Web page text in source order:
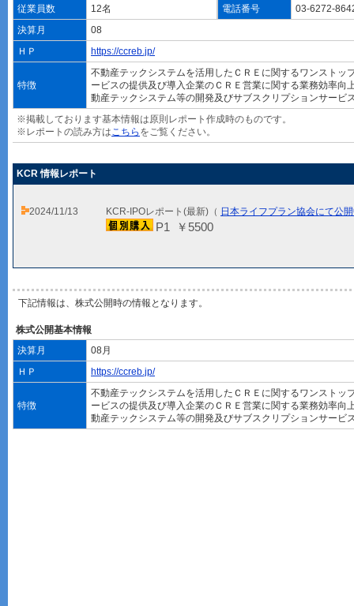
従業員数
12名 電話番号
03-6272-
決算月
08
ＨＰ
https://ccreb.jp/
特徴
不動産テックシステムを活用したＣＲＥに関するワンストッ
ービスの提供及び導入企業のＣＲＥ営業に関する業務効率向
動産テックシステム等の開発及びサブスクリプションサービ
※掲載しております基本情報は原則レポート作成時のものです。
※レポートの読み方はこちら をご覧ください。
KCR 情報レポート
2024/11/13 KCR-IPOレポート(最新)（ 日本ライフプラン協会にて公
P1 ￥5500
下記情報は、株式公開時の情報となります。
株式公開基本情報
決算月
08月
ＨＰ
https://ccreb.jp/
特徴
不動産テックシステムを活用したＣＲＥに関するワンストッ
ービスの提供及び導入企業のＣＲＥ営業に関する業務効率向
動産テックシステム等の開発及びサブスクリプションサービ